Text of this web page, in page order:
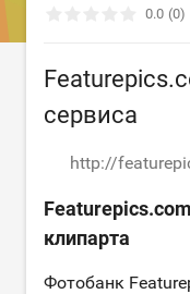
0.0 (0)
сервиса
http://
клипарта
Фотобанк